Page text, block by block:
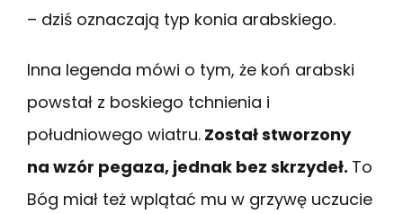
– dziś oznaczają typ konia arabskiego.
Inna legenda mówi o tym, że koń arabski
powstał z boskiego tchnienia i
południowego wiatru. Został stworzony
na wzór pegaza, jednak bez skrzydeł. To
Bóg miał też wplątać mu w grzywę uczucie